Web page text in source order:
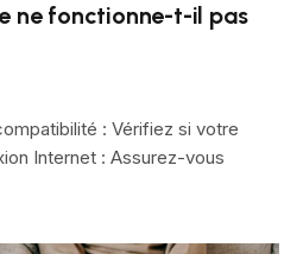
ne fonctionne-t-il pas
: Vérifiez si votre
Internet : Assurez-vous